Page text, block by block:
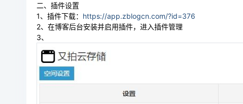
二、插件设置
1、插件下载： https://app.zblogcn.com/?id=376
2、在博客后台安装并启用插件，进入插件管理
3、